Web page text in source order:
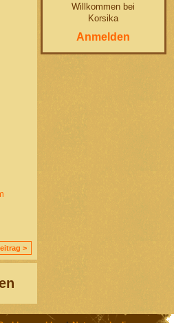
>
Willkommen bei
Korsika
Anmelden